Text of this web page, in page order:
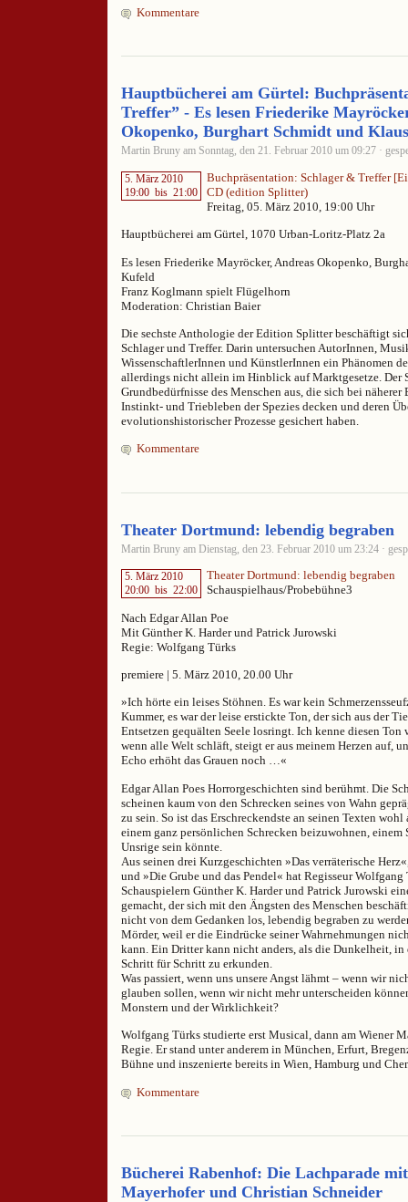
Kommentare
Hauptbücherei am Gürtel:
Treffer” - Es lesen Friederike
Okopenko, Burghart Schmidt und
Martin Bruny am Sonntag, den 21. Februar 2010 um 09:27 ·
5. März 2010
19:00 bis 21:00
Buchpräsentation: Schlager & Treffer
CD (edition Splitter)
Freitag, 05. März 2010, 19:00 Uhr
Hauptbücherei am Gürtel, 1070 Urban-Loritz-Platz 2a
Es lesen Friederike Mayröcker, Andreas Okopenko,
Kufeld
Franz Koglmann spielt Flügelhorn
Moderation: Christian Baier
Die sechste Anthologie der Edition Splitter beschäftigt
Schlager und Treffer. Darin untersuchen AutorInnen,
WissenschaftlerInnen und KünstlerInnen ein Phänomen
allerdings nicht allein im Hinblick auf Marktgesetze. Der
Grundbedürfnisse des Menschen aus, die sich bei
Instinkt- und Triebleben der Spezies decken und deren
evolutionshistorischer Prozesse gesichert haben.
Kommentare
Theater Dortmund: lebendig begraben
Martin Bruny am Dienstag, den 23. Februar 2010 um 23:24 ·
5. März 2010
20:00 bis 22:00
Theater Dortmund: lebendig begraben
Schauspielhaus/Probebühne3
Nach Edgar Allan Poe
Mit Günther K. Harder und Patrick Jurowski
Regie: Wolfgang Türks
premiere | 5. März 2010, 20.00 Uhr
»Ich hörte ein leises Stöhnen. Es war kein
Kummer, es war der leise erstickte Ton, der sich aus der
Entsetzen gequälten Seele losringt. Ich kenne diesen Ton
wenn alle Welt schläft, steigt er aus meinem Herzen auf,
Echo erhöht das Grauen noch …«
Edgar Allan Poes Horrorgeschichten sind berühmt. Die
scheinen kaum von den Schrecken seines von Wahn
zu sein. So ist das Erschreckendste an seinen Texten
einem ganz persönlichen Schrecken beizuwohnen, einem
Unsrige sein könnte.
Aus seinen drei Kurzgeschichten »Das verräterische
und »Die Grube und das Pendel« hat Regisseur
Schauspielern Günther K. Harder und Patrick Jurowski
gemacht, der sich mit den Ängsten des Menschen
nicht von dem Gedanken los, lebendig begraben zu
Mörder, weil er die Eindrücke seiner Wahrnehmungen
kann. Ein Dritter kann nicht anders, als die Dunkelheit, in
Schritt für Schritt zu erkunden.
Was passiert, wenn uns unsere Angst lähmt – wenn wir
glauben sollen, wenn wir nicht mehr unterscheiden
Monstern und der Wirklichkeit?
Wolfgang Türks studierte erst Musical, dann am Wiener
Regie. Er stand unter anderem in München, Erfurt,
Bühne und inszenierte bereits in Wien, Hamburg und
Kommentare
Bücherei Rabenhof: Die Lachparade
Mayerhofer und Christian Schneider